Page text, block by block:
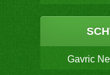
Gavric